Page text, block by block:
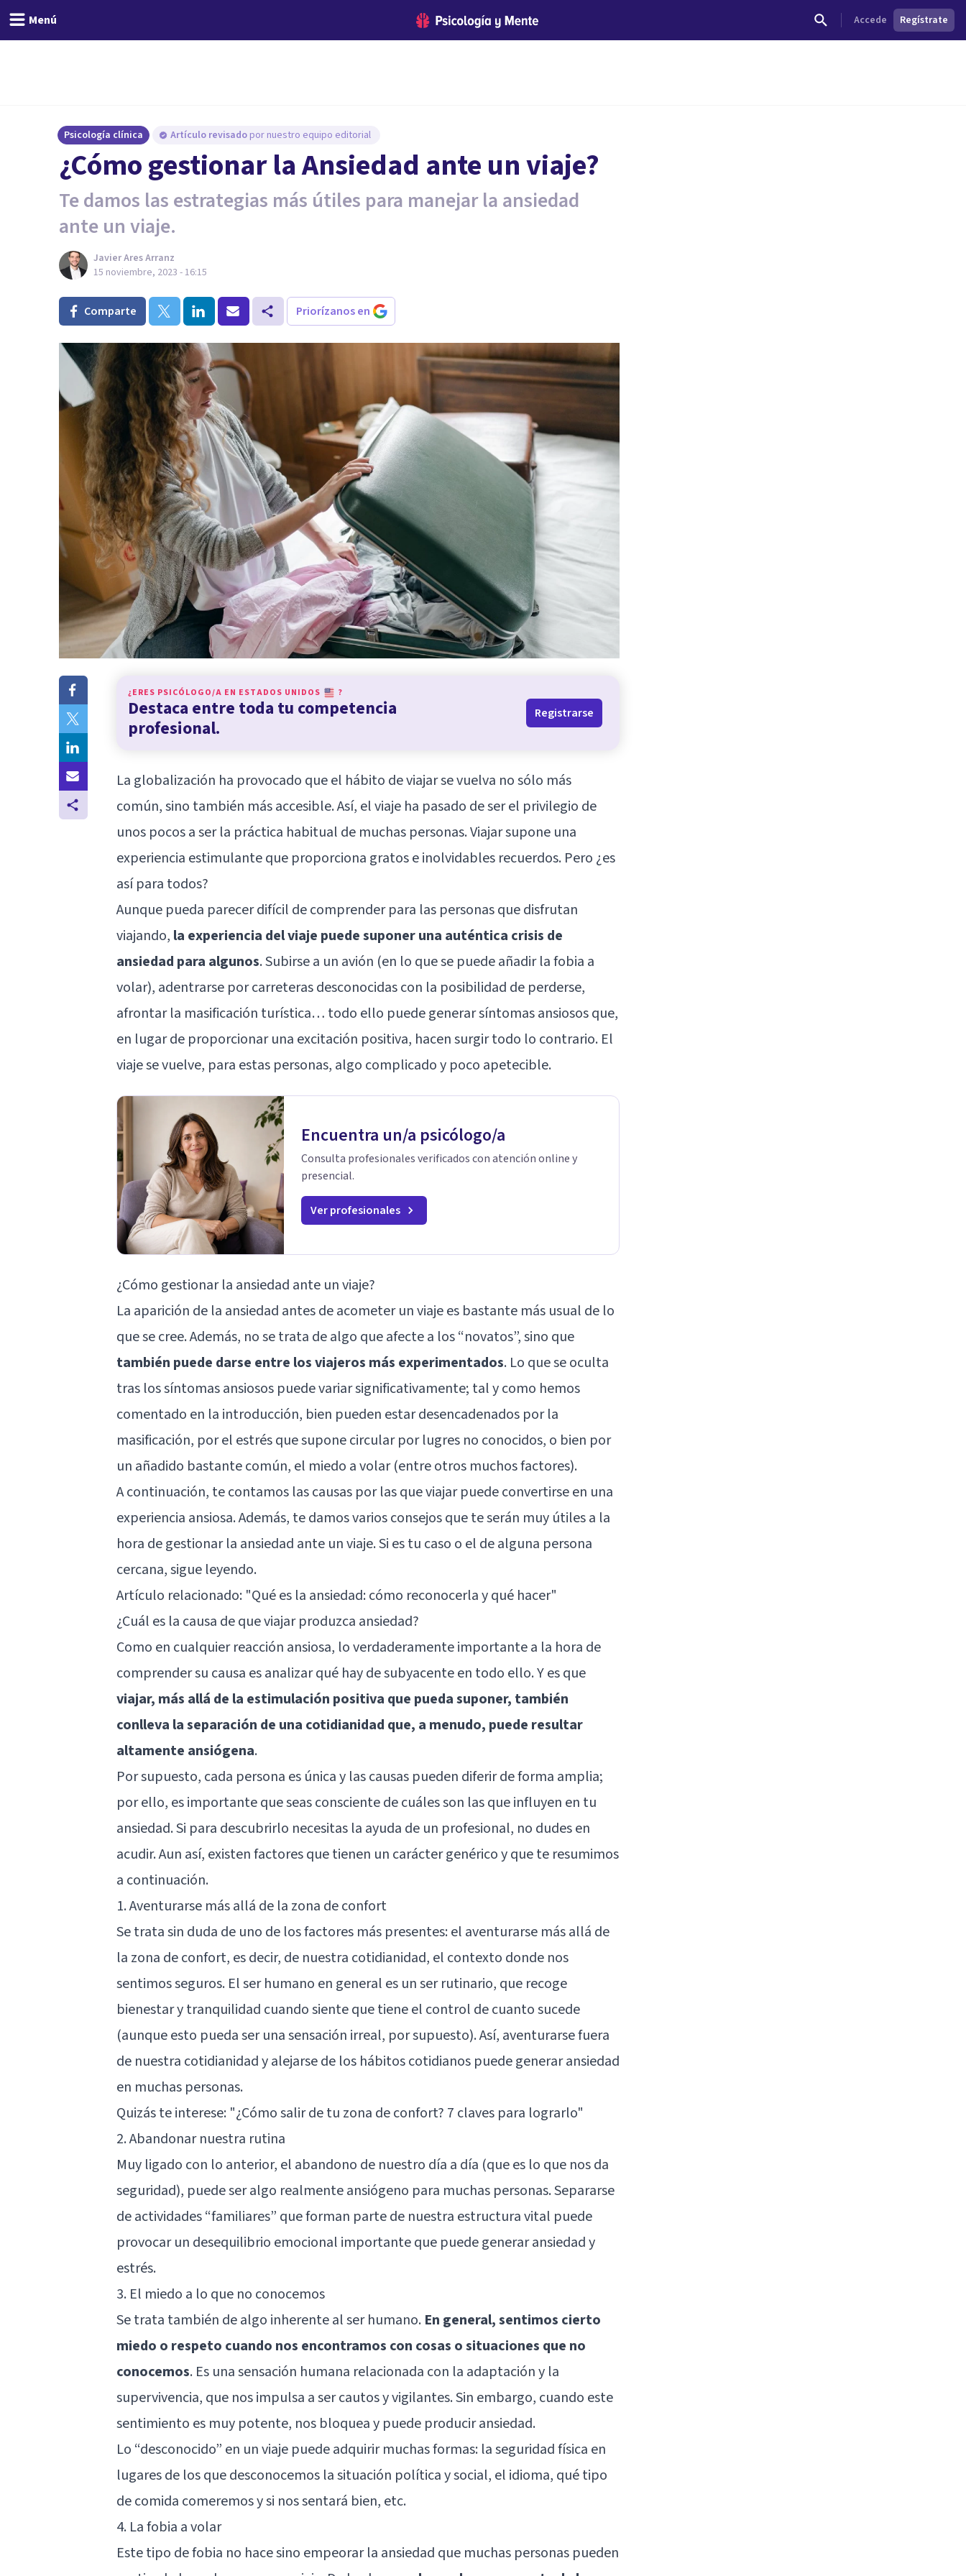
Menú Accede Regístrate
Psicología clínica Artículo revisado por nuestro equipo editorial
¿Cómo gestionar la Ansiedad ante un viaje?
Te damos las estrategias más útiles para manejar la ansiedad
ante un viaje.
Javier Ares Arranz
15 noviembre, 2023 - 16:15
Comparte Priorízanos en
¿ERES PSICÓLOGO/A EN ESTADOS UNIDOS ?
Destaca entre toda tu competencia
profesional.
Registrarse
La globalización ha provocado que el hábito de viajar se vuelva no sólo más
común, sino también más accesible. Así, el viaje ha pasado de ser el privilegio de
unos pocos a ser la práctica habitual de muchas personas. Viajar supone una
experiencia estimulante que proporciona gratos e inolvidables recuerdos. Pero ¿es
así para todos?
Aunque pueda parecer difícil de comprender para las personas que disfrutan
viajando, la experiencia del viaje puede suponer una auténtica crisis de
ansiedad para algunos. Subirse a un avión (en lo que se puede añadir la fobia a
volar), adentrarse por carreteras desconocidas con la posibilidad de perderse,
afrontar la masificación turística… todo ello puede generar síntomas ansiosos que,
en lugar de proporcionar una excitación positiva, hacen surgir todo lo contrario. El
viaje se vuelve, para estas personas, algo complicado y poco apetecible.
Encuentra un/a psicólogo/a
Consulta profesionales verificados con atención online y
presencial.
Ver profesionales
¿Cómo gestionar la ansiedad ante un viaje?
La aparición de la ansiedad antes de acometer un viaje es bastante más usual de lo
que se cree. Además, no se trata de algo que afecte a los “novatos”, sino que
también puede darse entre los viajeros más experimentados. Lo que se oculta
tras los síntomas ansiosos puede variar significativamente; tal y como hemos
comentado en la introducción, bien pueden estar desencadenados por la
masificación, por el estrés que supone circular por lugres no conocidos, o bien por
un añadido bastante común, el miedo a volar (entre otros muchos factores).
A continuación, te contamos las causas por las que viajar puede convertirse en una
experiencia ansiosa. Además, te damos varios consejos que te serán muy útiles a la
hora de gestionar la ansiedad ante un viaje. Si es tu caso o el de alguna persona
cercana, sigue leyendo.
Artículo relacionado: "Qué es la ansiedad: cómo reconocerla y qué hacer"
¿Cuál es la causa de que viajar produzca ansiedad?
Como en cualquier reacción ansiosa, lo verdaderamente importante a la hora de
comprender su causa es analizar qué hay de subyacente en todo ello. Y es que
viajar, más allá de la estimulación positiva que pueda suponer, también
conlleva la separación de una cotidianidad que, a menudo, puede resultar
altamente ansiógena.
Por supuesto, cada persona es única y las causas pueden diferir de forma amplia;
por ello, es importante que seas consciente de cuáles son las que influyen en tu
ansiedad. Si para descubrirlo necesitas la ayuda de un profesional, no dudes en
acudir. Aun así, existen factores que tienen un carácter genérico y que te resumimos
a continuación.
1. Aventurarse más allá de la zona de confort
Se trata sin duda de uno de los factores más presentes: el aventurarse más allá de
la zona de confort, es decir, de nuestra cotidianidad, el contexto donde nos
sentimos seguros. El ser humano en general es un ser rutinario, que recoge
bienestar y tranquilidad cuando siente que tiene el control de cuanto sucede
(aunque esto pueda ser una sensación irreal, por supuesto). Así, aventurarse fuera
de nuestra cotidianidad y alejarse de los hábitos cotidianos puede generar ansiedad
en muchas personas.
Quizás te interese: "¿Cómo salir de tu zona de confort? 7 claves para lograrlo"
2. Abandonar nuestra rutina
Muy ligado con lo anterior, el abandono de nuestro día a día (que es lo que nos da
seguridad), puede ser algo realmente ansiógeno para muchas personas. Separarse
de actividades “familiares” que forman parte de nuestra estructura vital puede
provocar un desequilibrio emocional importante que puede generar ansiedad y
estrés.
3. El miedo a lo que no conocemos
Se trata también de algo inherente al ser humano. En general, sentimos cierto
miedo o respeto cuando nos encontramos con cosas o situaciones que no
conocemos. Es una sensación humana relacionada con la adaptación y la
supervivencia, que nos impulsa a ser cautos y vigilantes. Sin embargo, cuando este
sentimiento es muy potente, nos bloquea y puede producir ansiedad.
Lo “desconocido” en un viaje puede adquirir muchas formas: la seguridad física en
lugares de los que desconocemos la situación política y social, el idioma, qué tipo
de comida comeremos y si nos sentará bien, etc.
4. La fobia a volar
Este tipo defobia no hace sino empeorar la ansiedad que muchas personas pueden